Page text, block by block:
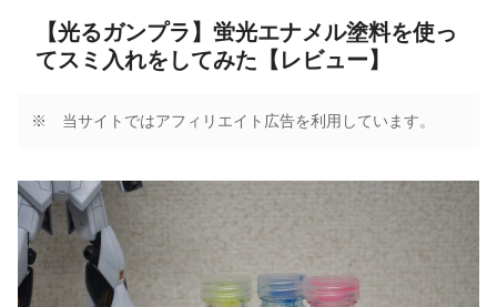
【光るガンプラ】蛍光エナメル塗料を使っ
てスミ入れをしてみた【レビュー】
※ 当サイトではアフィリエイト広告を利用しています。